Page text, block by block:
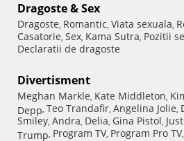
Dragoste & Sex
Dragoste, Romantic, Viata sexuala,
Casatorie, Sex, Kama Sutra, Pozitii
Declaratii de dragoste
Divertisment
Meghan Markle, Kate Middleton,
Depp, Teo Trandafir, Angelina Jolie,
Smiley, Andra, Delia, Gina Pistol,
Trump, Program TV, Program Pro TV,